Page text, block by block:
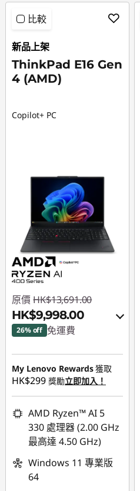
比較
新品上架
ThinkPad E16 Gen
4 (AMD)
Copilot+ PC
原價 HK$13,691.00
HK$9,998.00
26% off 免運費
即省 :-HK$2,134.00
或者
eCoupon Savings :-
HK$3,693.00
*Savings cannot be
combined
使用優惠券 :
My Lenovo Rewards獲取
HK$299 獎勵立即加入！
AMD Ryzen™ AI 5
330 處理器 (2.00 GHz
最高達 4.50 GHz)
Windows 11 專業版
64